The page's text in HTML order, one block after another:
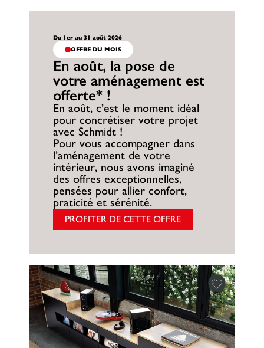
Du 1er au 31 août 2026
OFFRE DU MOIS
En août, la pose de
votre aménagement est
offerte* !
En août, c’est le moment idéal
pour concrétiser votre projet
avec Schmidt !
Pour vous accompagner dans
l’aménagement de votre
intérieur, nous avons imaginé
des offres exceptionnelles,
pensées pour allier confort,
praticité et sérénité.
PROFITER DE CETTE OFFRE